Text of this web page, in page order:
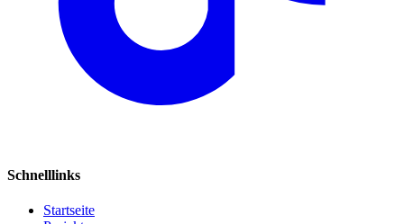
Schnelllinks
Startseite